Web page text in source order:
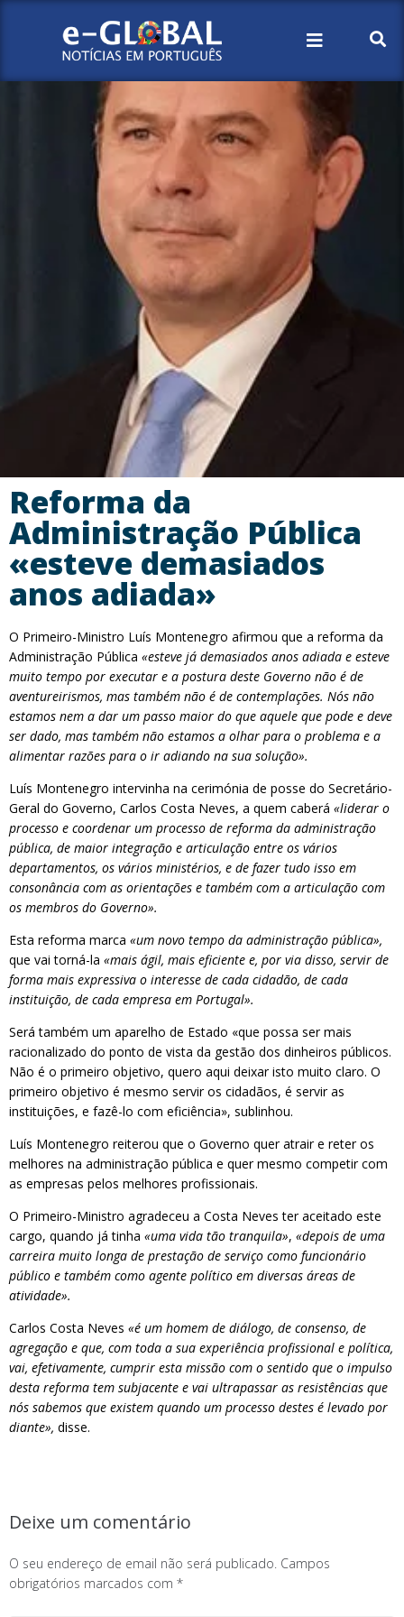
Reforma da
Administração Pública
«esteve demasiados
anos adiada»
O Primeiro-Ministro Luís Montenegro afirmou que a reforma da
Administração Pública «esteve já demasiados anos adiada e esteve
muito tempo por executar e a postura deste Governo não é de
aventureirismos, mas também não é de contemplações. Nós não
estamos nem a dar um passo maior do que aquele que pode e deve
ser dado, mas também não estamos a olhar para o problema e a
alimentar razões para o ir adiando na sua solução».
Luís Montenegro intervinha na cerimónia de posse do Secretário-
Geral do Governo, Carlos Costa Neves, a quem caberá «liderar o
processo e coordenar um processo de reforma da administração
pública, de maior integração e articulação entre os vários
departamentos, os vários ministérios, e de fazer tudo isso em
consonância com as orientações e também com a articulação com
os membros do Governo».
Esta reforma marca «um novo tempo da administração pública»,
que vai torná-la «mais ágil, mais eficiente e, por via disso, servir de
forma mais expressiva o interesse de cada cidadão, de cada
instituição, de cada empresa em Portugal».
Será também um aparelho de Estado «que possa ser mais
racionalizado do ponto de vista da gestão dos dinheiros públicos.
Não é o primeiro objetivo, quero aqui deixar isto muito claro. O
primeiro objetivo é mesmo servir os cidadãos, é servir as
instituições, e fazê-lo com eficiência», sublinhou.
Luís Montenegro reiterou que o Governo quer atrair e reter os
melhores na administração pública e quer mesmo competir com
as empresas pelos melhores profissionais.
O Primeiro-Ministro agradeceu a Costa Neves ter aceitado este
cargo, quando já tinha «uma vida tão tranquila», «depois de uma
carreira muito longa de prestação de serviço como funcionário
público e também como agente político em diversas áreas de
atividade».
Carlos Costa Neves «é um homem de diálogo, de consenso, de
agregação e que, com toda a sua experiência profissional e política,
vai, efetivamente, cumprir esta missão com o sentido que o impulso
desta reforma tem subjacente e vai ultrapassar as resistências que
nós sabemos que existem quando um processo destes é levado por
diante», disse.
Deixe um comentário
O seu endereço de email não será publicado. Campos
obrigatórios marcados com *